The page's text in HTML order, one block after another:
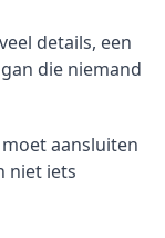
details, een
die niemand
aansluiten
niet iets